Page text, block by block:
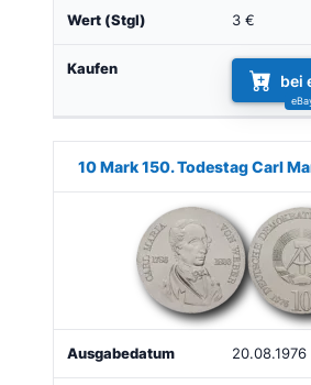
3 €
bei
10 Mark 150. Todestag Carl
20.08.1976